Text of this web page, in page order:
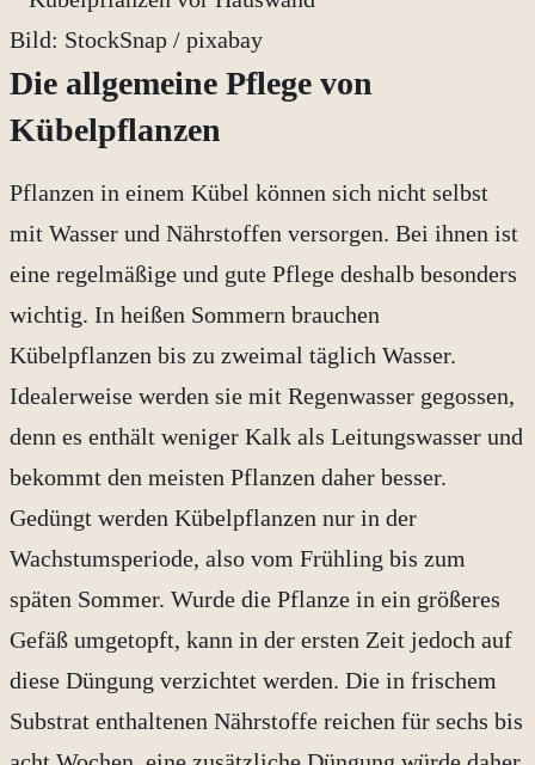
Bild: StockSnap / pixabay
Die allgemeine Pflege von
Kübelpflanzen
Pflanzen in einem Kübel können sich nicht selbst
mit Wasser und Nährstoffen versorgen. Bei ihnen ist
eine regelmäßige und gute Pflege deshalb besonders
wichtig. In heißen Sommern brauchen
Kübelpflanzen bis zu zweimal täglich Wasser.
Idealerweise werden sie mit Regenwasser gegossen,
denn es enthält weniger Kalk als Leitungswasser und
bekommt den meisten Pflanzen daher besser.
Gedüngt werden Kübelpflanzen nur in der
Wachstumsperiode, also vom Frühling bis zum
späten Sommer. Wurde die Pflanze in ein größeres
Gefäß umgetopft, kann in der ersten Zeit jedoch auf
diese Düngung verzichtet werden. Die in frischem
Substrat enthaltenen Nährstoffe reichen für sechs bis